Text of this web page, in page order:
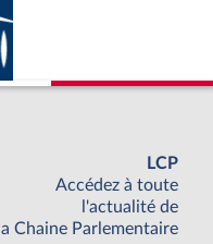
LCP
Accédez à toute
l'actualité de
la Chaine Parlementaire